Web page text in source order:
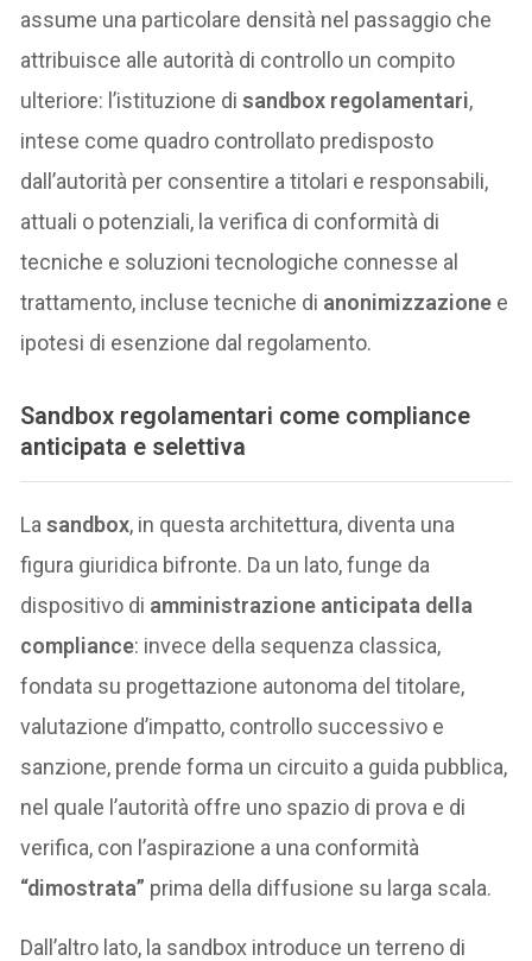
assume una particolare densità nel passaggio che
attribuisce alle autorità di controllo un compito
ulteriore: l’istituzione disandbox regolamentari,
intese come quadro controllato predisposto
dall’autorità per consentire a titolari e responsabili,
attuali o potenziali, la verifica di conformità di
tecniche e soluzioni tecnologiche connesse al
trattamento, incluse tecniche di anonimizzazione e
ipotesi di esenzione dal regolamento.
Sandbox regolamentari come compliance
anticipata e selettiva
Lasandbox, in questa architettura, diventa una
figura giuridica bifronte. Da un lato, funge da
dispositivo di amministrazione anticipata della
compliance: invece della sequenza classica,
fondata su progettazione autonoma del titolare,
valutazione d’impatto, controllo successivo e
sanzione, prende forma un circuito a guida pubblica,
nel quale l’autorità offre uno spazio di prova e di
verifica, con l’aspirazione a una conformità
“dimostrata” prima della diffusione su larga scala.
Dall’altro lato, la sandbox introduce un terreno di